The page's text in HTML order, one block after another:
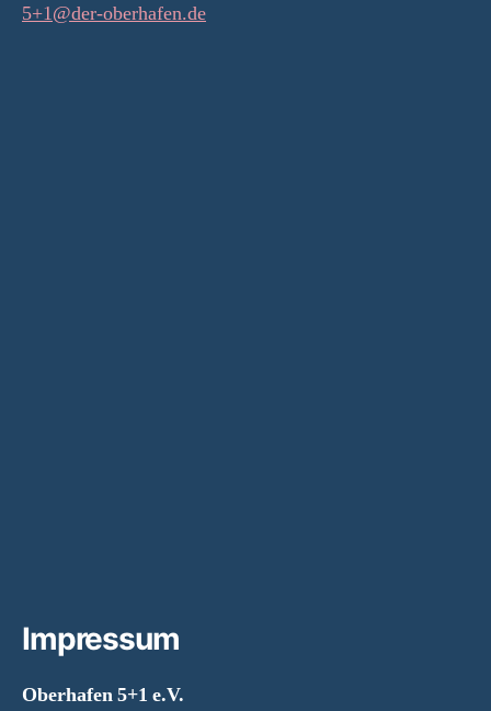
5+1@der-oberhafen.de
Impressum
Oberhafen 5+1 e.V.